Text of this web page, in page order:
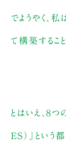
でようやく、
て構築するこ
とはいえ、８
ES）」という